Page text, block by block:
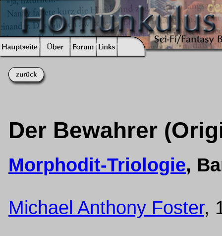
Der Bewahrer
Morphodit-Triologie,
Michael Anthony Foster,